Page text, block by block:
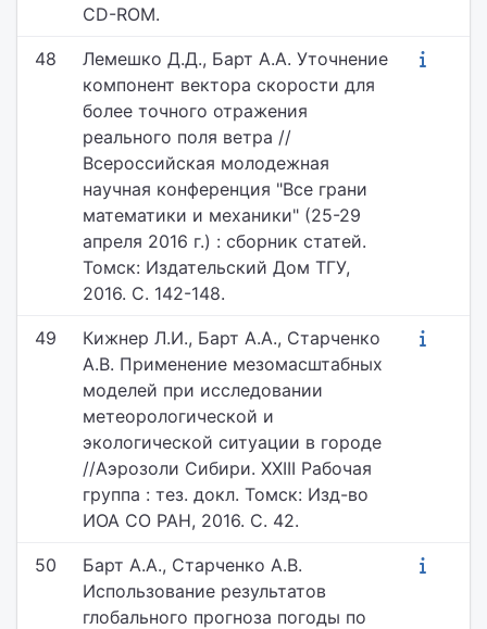
CD-ROM.
48
Лемешко Д.Д., Барт А.А. Уточнение
компонент вектора скорости для
более точного отражения
реального поля ветра //
Всероссийская молодежная
научная конференция "Все грани
математики и механики" (25-29
апреля 2016 г.) : сборник статей.
Томск: Издательский Дом ТГУ,
2016. С. 142-148.
49
Кижнер Л.И., Барт А.А., Старченко
А.В. Применение мезомасштабных
моделей при исследовании
метеорологической и
экологической ситуации в городе
//Аэрозоли Сибири. XXIII Рабочая
группа : тез. докл. Томск: Изд-во
ИОА СО РАН, 2016. С. 42.
50
Барт А.А., Старченко А.В.
Использование результатов
глобального прогноза погоды по